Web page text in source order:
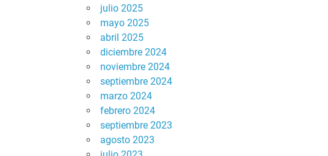
julio 2025
mayo 2025
abril 2025
diciembre 2024
noviembre 2024
septiembre 2024
marzo 2024
febrero 2024
septiembre 2023
agosto 2023